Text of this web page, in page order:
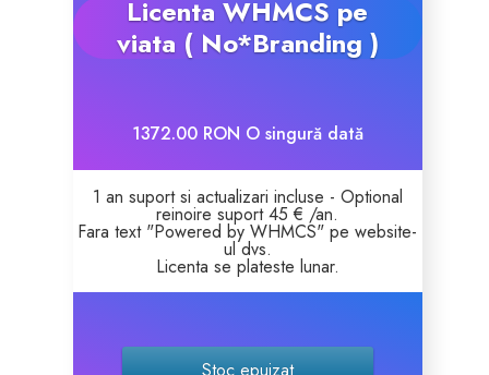
Transfer domeniiLicenta WHMCS pe
viata ( No*Branding )
1372.00 RON O singură dată
1 an suport si actualizari incluse - Optional
reinoire suport 45 € /an.
Fara text "Powered by WHMCS" pe website-
ul dvs.
Licenta se plateste lunar.